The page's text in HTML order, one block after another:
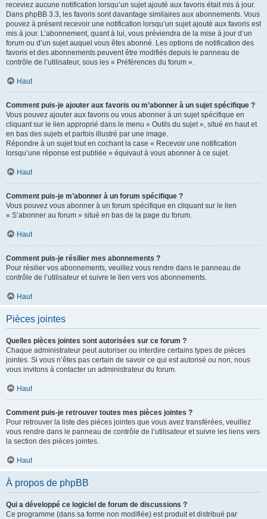
receviez aucune notification lorsqu’un sujet ajouté aux favoris était mis à jour.
Dans phpBB 3.3, les favoris sont davantage similaires aux abonnements. Vous
pouvez à présent recevoir une notification lorsqu’un sujet ajouté aux favoris est
mis à jour. L’abonnement, quant à lui, vous préviendra de la mise à jour d’un
forum ou d’un sujet auquel vous êtes abonné. Les options de notification des
favoris et des abonnements peuvent être modifiés depuis le panneau de
contrôle de l’utilisateur, sous les « Préférences du forum ».
Haut
Comment puis-je ajouter aux favoris ou m’abonner à un sujet spécifique ?
Vous pouvez ajouter aux favoris ou vous abonner à un sujet spécifique en
cliquant sur le lien approprié dans le menu « Outils du sujet », situé en haut et
en bas des sujets et parfois illustré par une image.
Répondre à un sujet tout en cochant la case « Recevoir une notification
lorsqu’une réponse est publiée » équivaut à vous abonner à ce sujet.
Haut
Comment puis-je m’abonner à un forum spécifique ?
Vous pouvez vous abonner à un forum spécifique en cliquant sur le lien
« S’abonner au forum » situé en bas de la page du forum.
Haut
Comment puis-je résilier mes abonnements ?
Pour résilier vos abonnements, veuillez vous rendre dans le panneau de
contrôle de l’utilisateur et suivre le lien vers vos abonnements.
Haut
Pièces jointes
Quelles pièces jointes sont autorisées sur ce forum ?
Chaque administrateur peut autoriser ou interdire certains types de pièces
jointes. Si vous n’êtes pas certain de savoir ce qui est autorisé ou non, nous
vous invitons à contacter un administrateur du forum.
Haut
Comment puis-je retrouver toutes mes pièces jointes ?
Pour retrouver la liste des pièces jointes que vous avez transférées, veuillez
vous rendre dans le panneau de contrôle de l’utilisateur et suivre les liens vers
la section des pièces jointes.
Haut
À propos de phpBB
Qui a développé ce logiciel de forum de discussions ?
Ce programme (dans sa forme non modifiée) est produit et distribué par